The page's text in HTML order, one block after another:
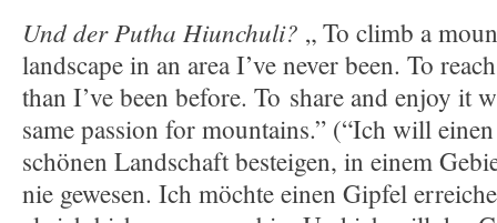
Und der Putha Hiunchuli? „ To climb a
landscape in an area I’ve never been. To
than I’ve been before. To share and enjoy it
same passion for mountains.” (“Ich will
schönen Landschaft besteigen, in einem
nie gewesen. Ich möchte einen Gipfel